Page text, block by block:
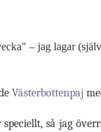
– jag lagar
Västerbottenpaj
så jag